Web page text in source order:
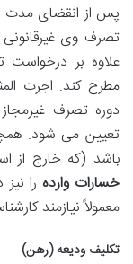
پس از انقضای مدت
تصرف وی
علاوه بر درخواست
مطرح کند. اجرت
دوره تصرف
تعیین می شود.
باشد (که خارج از
خسارات وارده را
معمولاً نیازمند
تکلیف ودیعه (رهن)